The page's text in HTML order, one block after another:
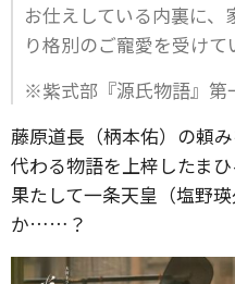
お仕えしている内裏に
り格別のご寵愛を受け
※紫式部『源氏物語』第
藤原道長（柄本佑）の頼
代わる物語を上梓したま
果たして一条天皇（塩野
か……？